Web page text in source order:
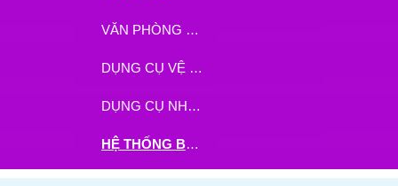
VĂN PHÒNG PHẨM
DỤNG CỤ VỆ SINH
DỤNG CỤ NHÀ BẾP
HỆ THỐNG BHX - TGDĐ ĐẶT HÀNG TẠI ĐÂY